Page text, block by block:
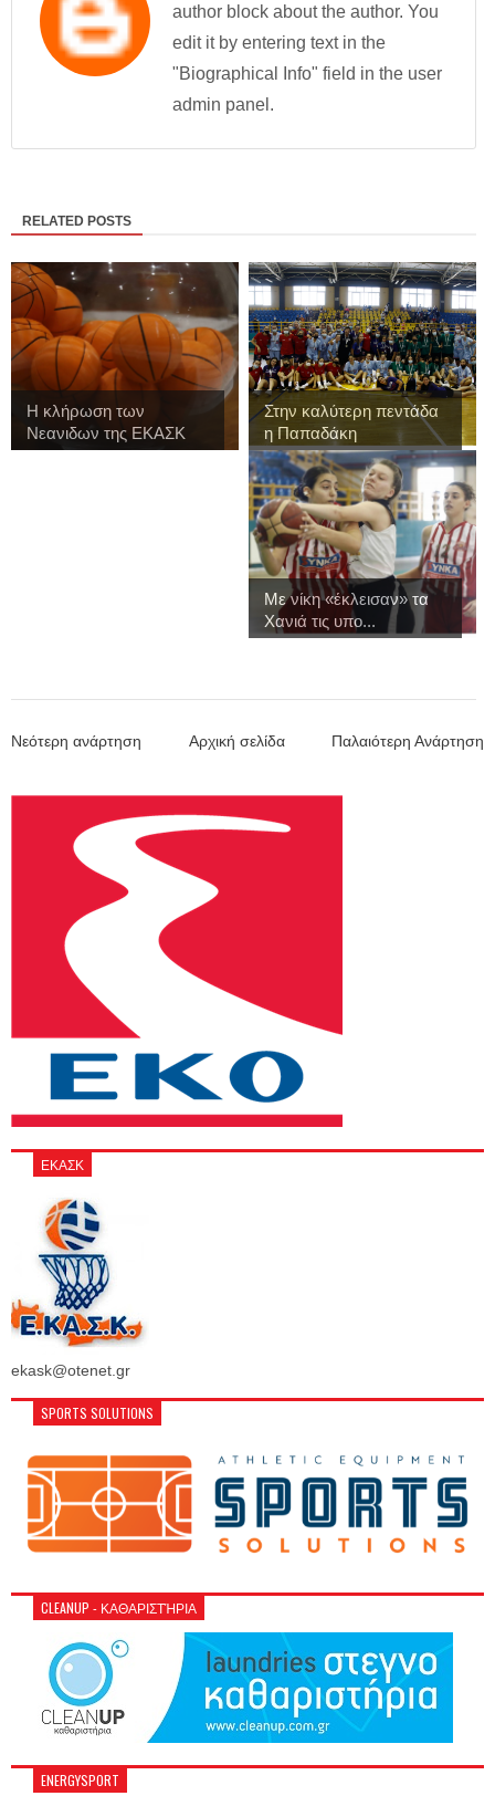
author block about the author. You
edit it by entering text in the
"Biographical Info" field in the user
admin panel.
RELATED POSTS
Η κλήρωση των
Νεανιδων της ΕΚΑΣΚ
γι...
Στην καλύτερη πεντάδα
η Παπαδάκη
Με νίκη «έκλεισαν» τα
Χανιά τις υπο...
Νεότερη ανάρτηση Παλαιότερη Ανάρτηση
Αρχική σελίδα
ΕΚΑΣΚ
ekask@otenet.gr
SPORTS SOLUTIONS
CLEANUP - ΚΑΘΑΡΙΣΤΉΡΙΑ
ENERGYSPORT